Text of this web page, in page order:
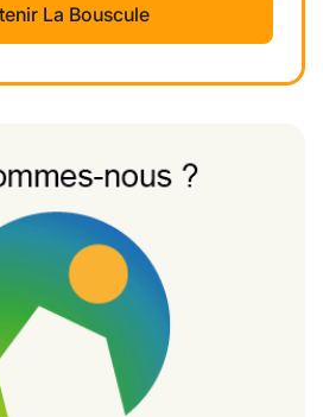
La Bouscule